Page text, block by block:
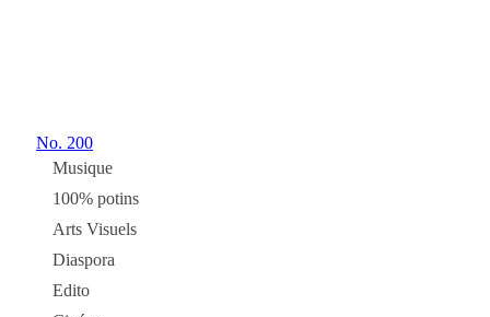
No. 200
Musique
100% potins
Arts Visuels
Diaspora
Edito